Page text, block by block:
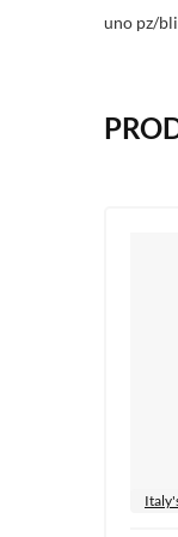
uno pz/